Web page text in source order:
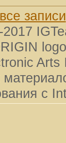
все записи
Arts
с